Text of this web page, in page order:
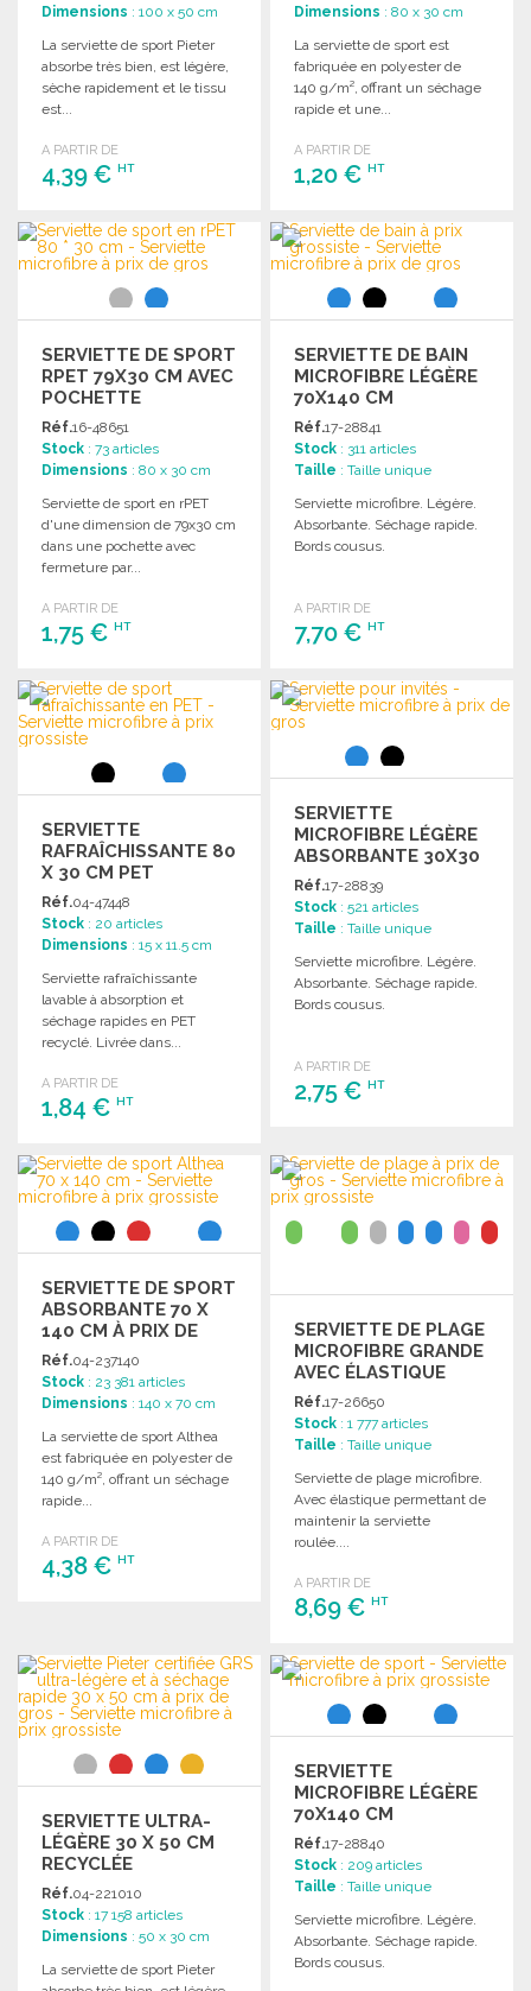
Dimensions : 100 x 50 cm
La serviette de sport Pieter
absorbe très bien, est légère,
sèche rapidement et le tissu
est...
A PARTIR DE
4,39 € HT
COMMANDER
Demander un devis
Dimensions : 80 x 30 cm
La serviette de sport est
fabriquée en polyester de
140 g/m², offrant un séchage
rapide et une...
A PARTIR DE
1,20 €HT
COMMANDER
Demander un devis
SERVIETTE DE SPORT
RPET 79X30 CM AVEC
POCHETTE
Réf.16-48651
Stock : 73 articles
Dimensions : 80 x 30 cm
Serviette de sport en rPET
d'une dimension de 79x30 cm
dans une pochette avec
fermeture par...
A PARTIR DE
1,75 € HT
COMMANDER
Demander un devis
SERVIETTE DE BAIN
MICROFIBRE LÉGÈRE
70X140 CM
Réf.17-28841
Stock : 311 articles
Taille : Taille unique
Serviette microfibre. Légère.
Absorbante. Séchage rapide.
Bords cousus.
A PARTIR DE
7,70 €HT
COMMANDER
SERVIETTE
RAFRAÎCHISSANTE 80
X 30 CM PET
Réf.04-47448
Stock : 20 articles
Dimensions : 15 x 11.5 cm
Serviette rafraîchissante
lavable à absorption et
séchage rapides en PET
recyclé. Livrée dans...
A PARTIR DE
1,84 € HT
COMMANDER
Demander un devis
SERVIETTE
MICROFIBRE LÉGÈRE
ABSORBANTE 30X30
CM
Réf.17-28839
Stock : 521 articles
Taille : Taille unique
Serviette microfibre. Légère.
Absorbante. Séchage rapide.
Bords cousus.
A PARTIR DE
2,75 €HT
Demander un devis
SERVIETTE DE SPORT
ABSORBANTE 70 X
140 CM À PRIX DE
GROS
Réf.04-237140
Stock : 23 381 articles
Dimensions : 140 x 70 cm
La serviette de sport Althea
est fabriquée en polyester de
140 g/m², offrant un séchage
rapide...
A PARTIR DE
4,38 € HT
Demander un devis
SERVIETTE DE PLAGE
MICROFIBRE GRANDE
AVEC ÉLASTIQUE
Réf.17-26650
Stock : 1 777 articles
Taille : Taille unique
Serviette de plage microfibre.
Avec élastique permettant de
maintenir la serviette
roulée....
A PARTIR DE
8,69 €HT
COMMANDER
SERVIETTE ULTRA-
LÉGÈRE 30 X 50 CM
RECYCLÉE
Réf.04-221010
Stock : 17 158 articles
Dimensions : 50 x 30 cm
La serviette de sport Pieter
SERVIETTE
MICROFIBRE LÉGÈRE
70X140 CM
Réf.17-28840
Stock : 209 articles
Taille : Taille unique
Serviette microfibre. Légère.
Absorbante. Séchage rapide.
Bords cousus.